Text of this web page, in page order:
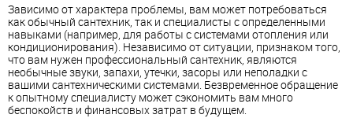
Зависимо от характера проблемы, вам может потребоваться
как обычный сантехник, так и специалисты с определенными
навыками (например, для работы с системами отопления или
кондиционирования). Независимо от ситуации, признаком того,
что вам нужен профессиональный сантехник, являются
необычные звуки, запахи, утечки, засоры или неполадки с
вашими сантехническими системами. Безвременное обращение
к опытному специалисту может сэкономить вам много
беспокойств и финансовых затрат в будущем.